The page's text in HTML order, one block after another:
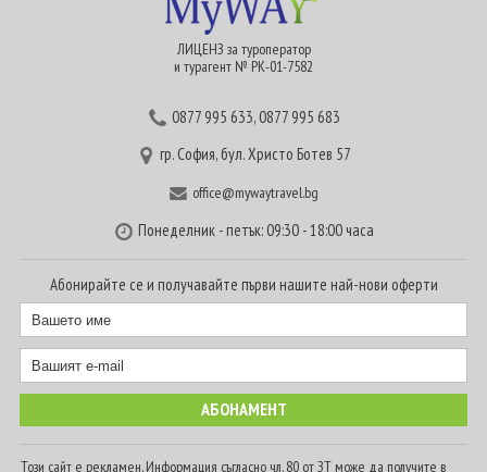
ЛИЦЕНЗ за туроператор
и турагент № РК-01-7582
0877 995 633,0877 995 683
гр. София, бул. Христо Ботев 57
office@mywaytravel.bg
Понеделник - петък: 09:30 - 18:00 часа
Абонирайте се и получавайте първи нашите най-нови оферти
Този сайт е рекламен. Информация съгласно чл. 80 от ЗТ може да получите в